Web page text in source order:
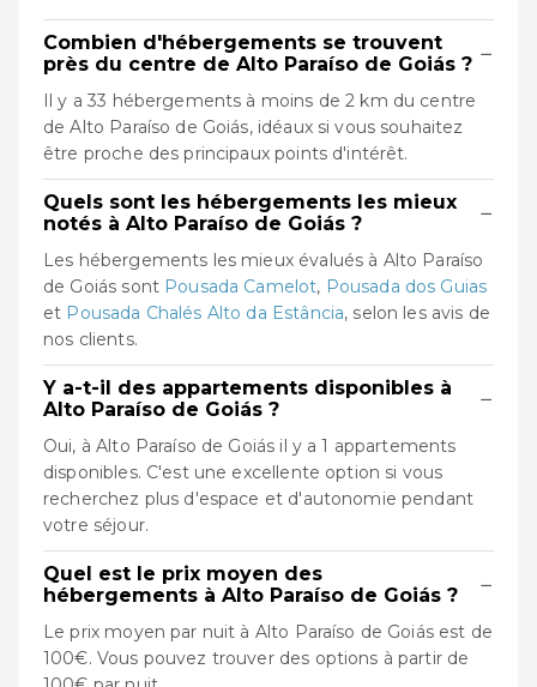
Combien d'hébergements se trouvent
près du centre de Alto Paraíso de Goiás ? −
Il y a 33 hébergements à moins de 2 km du centre
de Alto Paraíso de Goiás, idéaux si vous souhaitez
être proche des principaux points d'intérêt.
Quels sont les hébergements les mieux
notés à Alto Paraíso de Goiás ?
−
Les hébergements les mieux évalués à Alto Paraíso
de Goiás sont Pousada Camelot, Pousada dos Guias
et Pousada Chalés Alto da Estância, selon les avis de
nos clients.
Y a-t-il des appartements disponibles à
Alto Paraíso de Goiás ?
−
Oui, à Alto Paraíso de Goiás il y a 1 appartements
disponibles. C'est une excellente option si vous
recherchez plus d'espace et d'autonomie pendant
votre séjour.
Quel est le prix moyen des
hébergements à Alto Paraíso de Goiás ?
−
Le prix moyen par nuit à Alto Paraíso de Goiás est de
100€. Vous pouvez trouver des options à partir de